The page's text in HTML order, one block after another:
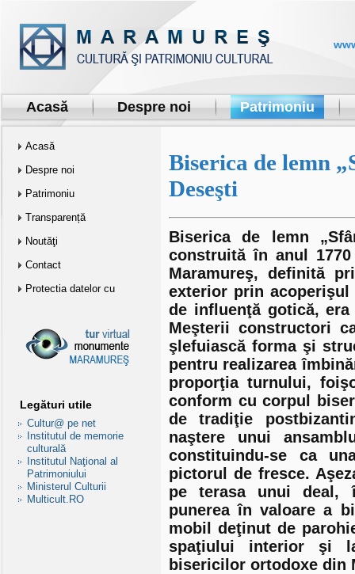
Acasă Despre noi Patrimoniu
Acasă
Despre noi
Patrimoniu
Transparență
Noutăţi
Contact
Protectia datelor cu
Legături utile
Cultur@ pe net
Institutul de memorie
culturală
Institutul Naţional al
Patrimoniului
Ministerul Culturii
Multicult.RO
Biserica de lemn
Deseşti
Biserica de lemn
construită în anul
Maramureş, definită
exterior prin
de influenţă gotică,
Meşterii constructori
şlefuiască forma şi
pentru realizarea
proporţia turnului,
conform cu corpul
de tradiţie
naştere unui
constituindu-se ca
pictorul de fresce.
pe terasa unui deal,
punerea în valoare a
mobil deţinut de
spaţiului interior şi
bisericilor ortodoxe din